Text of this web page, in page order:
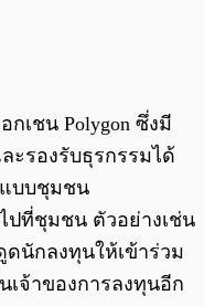
กเชน Polygon ซึ่งมี
ะรองรับธุรกรรมได้
บบชุมชน
ปที่ชุมชน ตัวอย่างเช่น
ดนักลงทุนให้เข้าร่วม
เจ้าของการลงทุนอีก